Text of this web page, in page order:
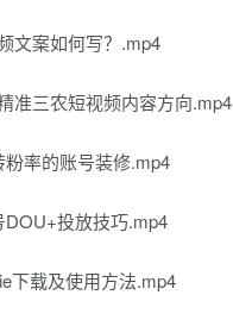
文案如何写？.mp4
准三农短视频内容方向.mp4
粉率的账号装修.mp4
DOU+投放技巧.mp4
下载及使用方法.mp4